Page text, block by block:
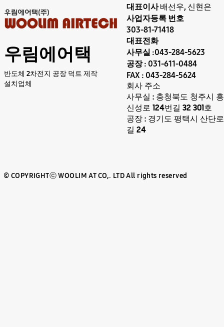
우림에어택
반도체 2차전지 공장 덕트 제작
설치업체
대표이사배선우, 신현은
사업자등록 번호
303-81-71418
대표전화
사무실 :043-284-5623
공장 : 031-611-0484
FAX : 043-284-5624
회사 주소
사무실 : 충청북도 청주시
신성로 124번길 32 301호
공장 : 경기도 평택시 산단
길 24
© COPYRIGHTⓒ WOOLIM AT CO,. LTD All rights reserved